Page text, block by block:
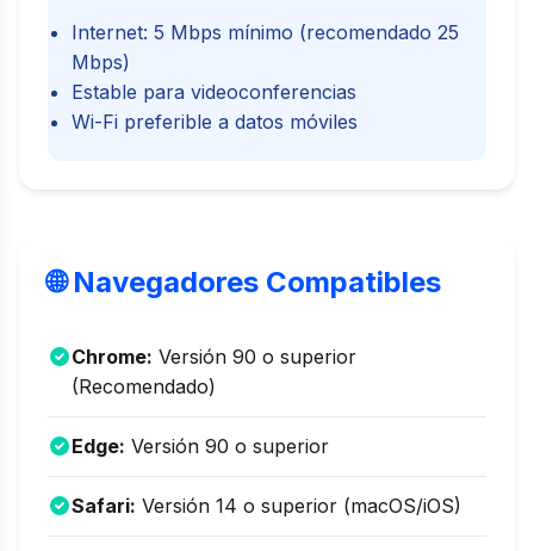
Internet: 5 Mbps mínimo (recomendado 25
Mbps)
Estable para videoconferencias
Wi-Fi preferible a datos móviles
🌐 Navegadores Compatibles
Chrome: Versión 90 o superior
(Recomendado)
Edge: Versión 90 o superior
Safari: Versión 14 o superior (macOS/iOS)